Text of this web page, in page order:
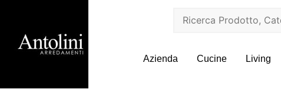
Azienda Cucine Living